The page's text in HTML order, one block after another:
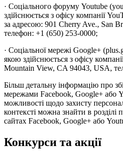
· Соціального форуму Youtube
здійснюється з офісу компанії
за адресою: 901 Cherry Ave., San
телефон: +1 (650) 253-0000;
· Соціальної мережі Google+
якою здійснюється з офісу
Mountain View, CA 94043, USA,
Більш детальну інформацію про
мережами Facebook, Google+ або
можливості щодо захисту
контексті можна знайти в розділі
сайтах Facebook, Google+ або
Конкурси та акції